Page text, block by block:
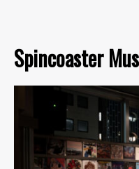
Spincoaster